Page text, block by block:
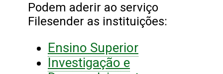
Podem aderir ao serviço
Filesender as instituições:
Ensino Superior
Investigação e